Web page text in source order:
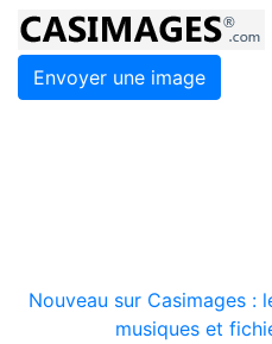
Envoyer une image
Nouveau sur Casimages :
musiques et